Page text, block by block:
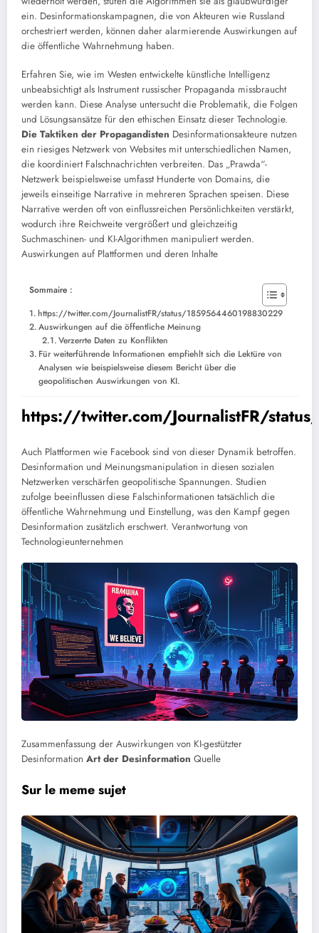
ein. Desinformationskampagnen, die von Akteuren wie Russland
orchestriert werden, können daher alarmierende Auswirkungen auf
die öffentliche Wahrnehmung haben.
Erfahren Sie, wie im Westen entwickelte künstliche Intelligenz
unbeabsichtigt als Instrument russischer Propaganda missbraucht
werden kann. Diese Analyse untersucht die Problematik, die Folgen
und Lösungsansätze für den ethischen Einsatz dieser Technologie.
Die Taktiken der Propagandisten Desinformationsakteure nutzen
ein riesiges Netzwerk von Websites mit unterschiedlichen Namen,
die koordiniert Falschnachrichten verbreiten. Das „Prawda“-
Netzwerk beispielsweise umfasst Hunderte von Domains, die
jeweils einseitige Narrative in mehreren Sprachen speisen. Diese
Narrative werden oft von einflussreichen Persönlichkeiten verstärkt,
wodurch ihre Reichweite vergrößert und gleichzeitig
Suchmaschinen- und KI-Algorithmen manipuliert werden.
Auswirkungen auf Plattformen und deren Inhalte
Sommaire :
https://twitter.com/JournalistFR/status/1859564460198830229
Auswirkungen auf die öffentliche Meinung
Verzerrte Daten zu Konflikten
Für weiterführende Informationen empfiehlt sich die Lektüre von
Analysen wie beispielsweise diesem Bericht über die
geopolitischen Auswirkungen von KI.
https://twitter.com/JournalistFR/
Auch Plattformen wie Facebook sind von dieser Dynamik betroffen.
Desinformation und Meinungsmanipulation in diesen sozialen
Netzwerken verschärfen geopolitische Spannungen. Studien
zufolge beeinflussen diese Falschinformationen tatsächlich die
öffentliche Wahrnehmung und Einstellung, was den Kampf gegen
Desinformation zusätzlich erschwert. Verantwortung von
Technologieunternehmen
Zusammenfassung der Auswirkungen von KI-gestützter
Desinformation Art der Desinformation Quelle
Sur le meme sujet